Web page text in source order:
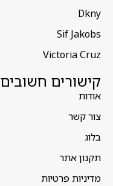
Dkny
Sif Jakobs
Victoria Cruz
קישורים חשובים
אודות
צור קשר
בלוג
תקנון אתר
מדיניות פרטיות